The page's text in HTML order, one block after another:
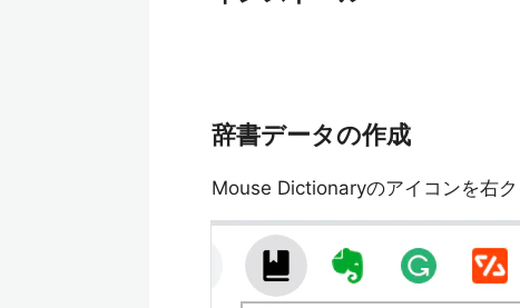
辞書データの作成
Mouse Dictionaryのアイコンを右